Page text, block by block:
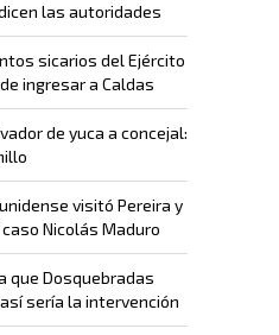
las autoridades
sicarios del Ejército
ingresar a Caldas
de yuca a concejal:
visitó Pereira y
Nicolás Maduro
que Dosquebradas
sería la intervención